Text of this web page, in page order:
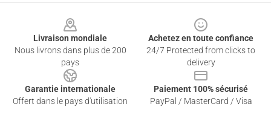
Livraison mondiale
Nous livrons dans plus de 200
pays
Achetez en toute confiance
24/7 Protected from clicks to
delivery
Garantie internationale
Offert dans le pays d'utilisation
Paiement 100% sécurisé
PayPal / MasterCard / Visa